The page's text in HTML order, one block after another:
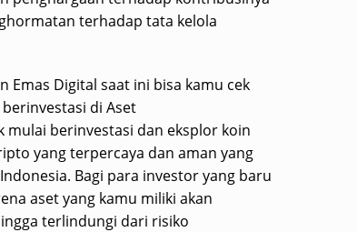
terhadap tata kelola
Emas Digital saat ini bisa kamu cek
di Aset
berinvestasi dan eksplor koin
yang terpercaya dan aman yang
Bagi para investor yang baru
aset yang kamu miliki akan
terlindungi dari risiko